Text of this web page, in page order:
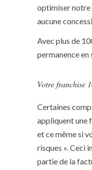
optimiser notre
aucune
Avec plus de
permanence en
Votre franchise
Certaines
appliquent une
et ce même si
risques ». Ceci
partie de la